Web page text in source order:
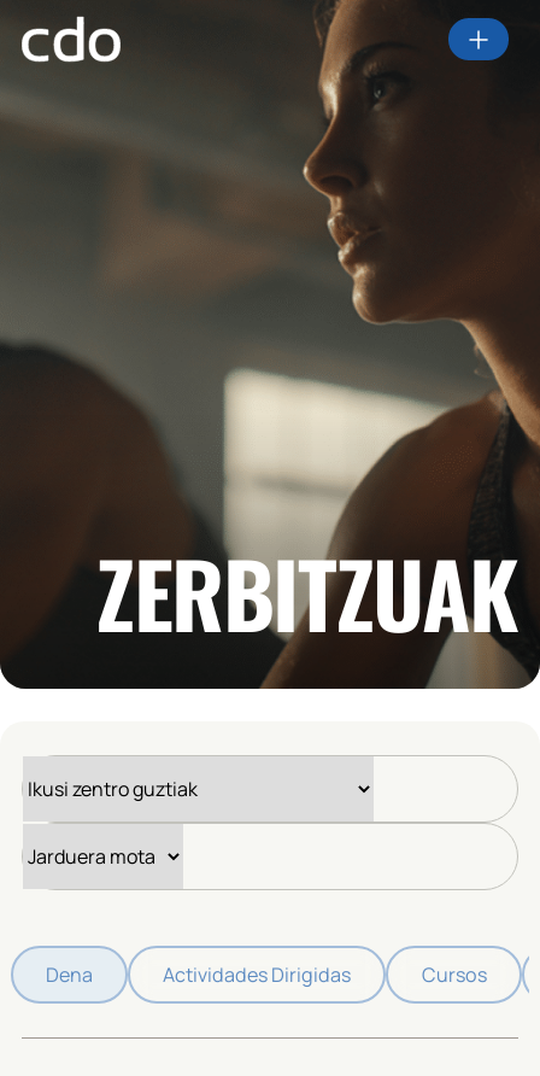
ZERBITZUAK
Dena Actividades Dirigidas Cursos